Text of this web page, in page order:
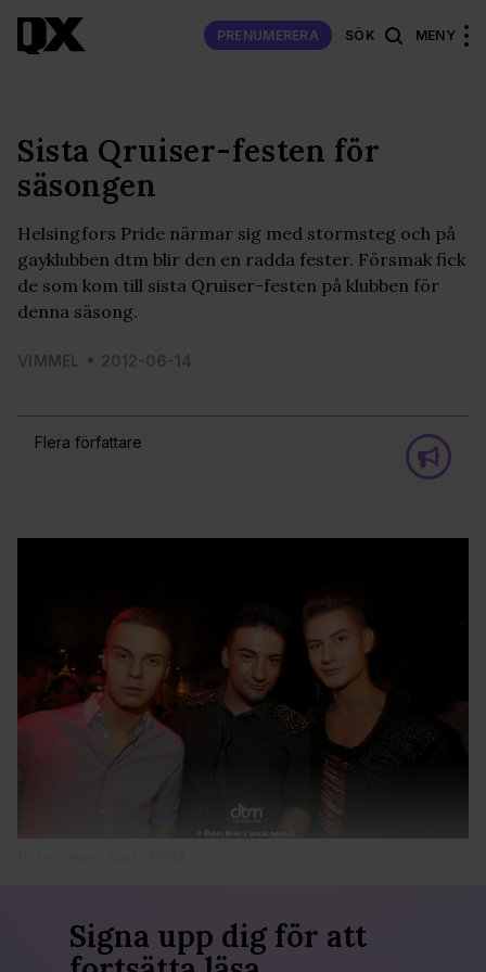
PRENUMERERA SÖK MENY
Flera författare
Sista Qruiser-festen för
säsongen
Helsingfors Pride närmar sig med stormsteg och på
gayklubben dtm blir den en radda fester. Försmak fick
de som kom till sista Qruiser-festen på klubben för
denna säsong.
VIMMEL 2012-06-14
Signa upp dig för att